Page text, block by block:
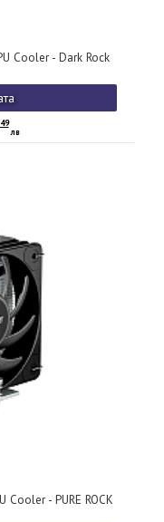
Cooler - Dark Rock
49
лв
- PURE ROCK